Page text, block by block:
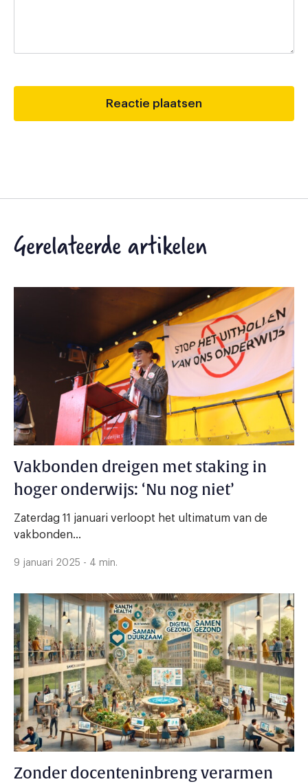
Gerelateerde artikelen
Vakbonden dreigen met staking in
hoger onderwijs: ‘Nu nog niet’
Zaterdag 11 januari verloopt het ultimatum van de
vakbonden...
9 januari 2025 - 4 min.
Zonder docenteninbreng verarmen